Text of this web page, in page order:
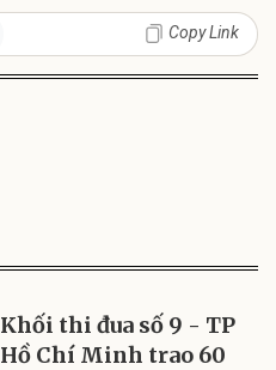
Copy Link
Khối thi đua số 9 - TP
Hồ Chí Minh trao 60